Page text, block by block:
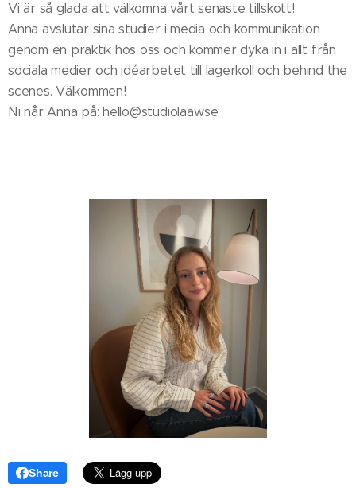
Vi är så glada att välkomna vårt senaste tillskott!🌟
Anna avslutar sina studier i media och kommunikation
genom en praktik hos oss och kommer dyka in i allt från
sociala medier och idéarbetet till lagerkoll och behind the
scenes. Välkommen!
Ni når Anna på: hello@studiolaaw.se
Share